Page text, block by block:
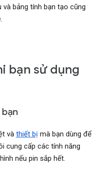
và bảng tính bạn tạo cũng
bạn sử dụng
và thiết bị mà bạn dùng để
cung cấp các tính năng
nếu pin sắp hết.